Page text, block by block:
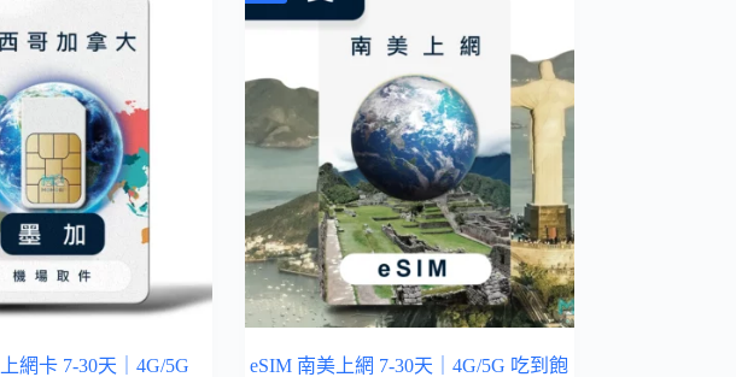
網卡 7-30天｜4G/5G
eSIM 南美上網 7-30天｜4G/5G 吃到飽